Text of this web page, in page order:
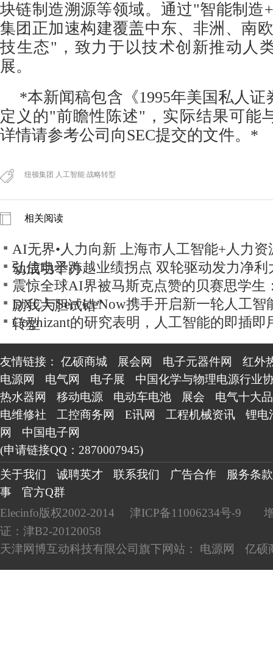
块链制造溯源等领域。通过"智能制造
集团正加速构建覆盖中东、非洲、南
技生态"，致力于以技术创新推动人
展。
*本新闻稿包含《1995年美国私人证
定义的"前瞻性陈述"，实际结果可能
详情请参考公司向SEC提交的文件。*
纽顿集团 人工智能 战略转型
相关阅读
AI无界•人力向新 上海市人工智能+人力
动成功举办
弘信电子跨越业绩拐点 双轮驱动发力净利
震惊全球AI界被马斯克点赞的贝赛思学生
励我大胆试错”
DXC与ServiceNow携手开启新一轮人工智
转型
Cognizant的研究表明，人工智能的即插即
话
友情链接： 亿硕商城 展会网 电子元器件网
红外
电源网
电气网 电子展
中国化学与物理电源行业
热水器网
移动电源 电动车电池 展会
电气十大
电维修社
工控商务网 E讯网 工程机械资讯
锂电
网
中国电子网
(申请链接QQ：2870007945)
关于我们
诚聘英才 联系我们 广告合作
服务条款
事
官方Q群
Elecinfo版权2002-2014
津ICP备11006234号-9
证：津B2-20120058
天津网博互动科技有限公司旗下网站： 电源网 亿硕